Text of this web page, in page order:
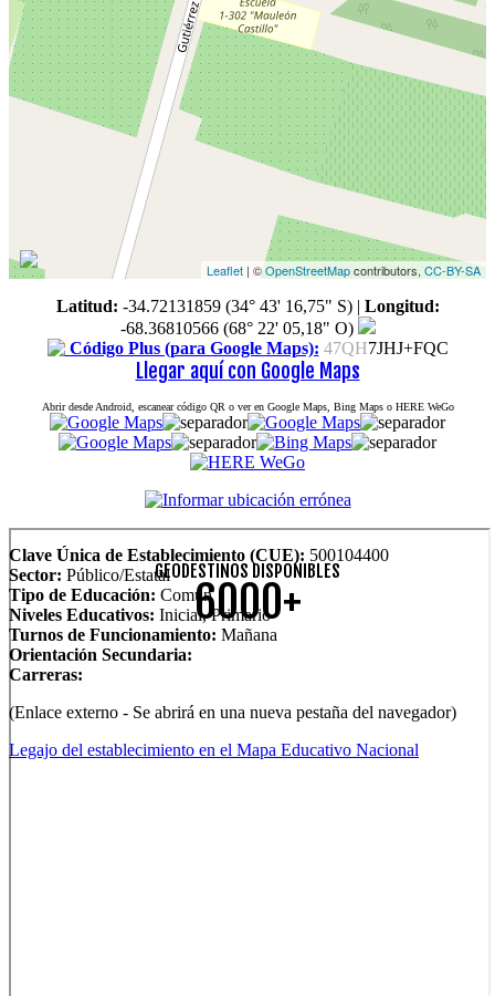
Leaflet | ©OpenStreetMapcontributors, CC-BY-SA
Latitud: -34.72131859 (34° 43' 16,75" S)| Longitud:
-68.36810566 (68° 22' 05,18" O)
Código Plus (para Google Maps): 47QH7JHJ+FQC
Llegar aquí con Google Maps
Abrir desde Android, escanear código QR o ver en Google Maps, Bing Maps o HERE WeGo
Clave Única de Establecimiento (CUE): 500104400
Sector: Público/Estatal
Tipo de Educación: Común
Niveles Educativos: Inicial, Primario
Turnos de Funcionamiento: Mañana
Orientación Secundaria:
Carreras:
(Enlace externo - Se abrirá en una nueva pestaña del navegador)
Legajo del establecimiento en el Mapa Educativo Nacional
GEODESTINOS DISPONIBLES
6000+